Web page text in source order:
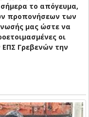
το απόγευμα,
προπονήσεων των
μας ώστε να
οι
ΕΠΣ Γρεβενών την